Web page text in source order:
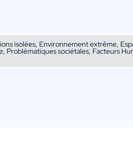
isolées, Environnement extrême,
Problématiques sociétales, Facteurs